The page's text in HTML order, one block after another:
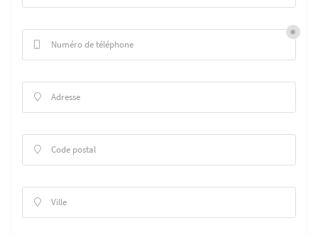
Numéro de téléphone
 Adresse
 Code postal
 Ville